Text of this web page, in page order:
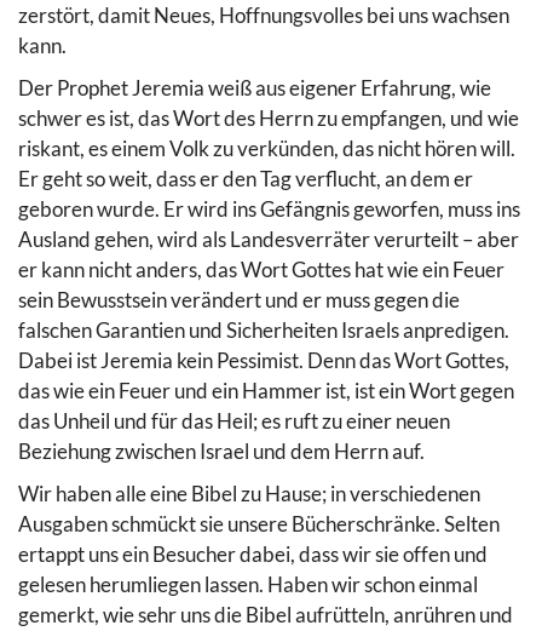
zerstört, damit Neues, Hoffnungsvolles bei uns wachsen
kann.
Der Prophet Jeremia weiß aus eigener Erfahrung, wie
schwer es ist, das Wort des Herrn zu empfangen, und wie
riskant, es einem Volk zu verkünden, das nicht hören will.
Er geht so weit, dass er den Tag verflucht, an dem er
geboren wurde. Er wird ins Gefängnis geworfen, muss ins
Ausland gehen, wird als Landesverräter verurteilt – aber
er kann nicht anders, das Wort Gottes hat wie ein Feuer
sein Bewusstsein verändert und er muss gegen die
falschen Garantien und Sicherheiten Israels anpredigen.
Dabei ist Jeremia kein Pessimist. Denn das Wort Gottes,
das wie ein Feuer und ein Hammer ist, ist ein Wort gegen
das Unheil und für das Heil; es ruft zu einer neuen
Beziehung zwischen Israel und dem Herrn auf.
Wir haben alle eine Bibel zu Hause; in verschiedenen
Ausgaben schmückt sie unsere Bücherschränke. Selten
ertappt uns ein Besucher dabei, dass wir sie offen und
gelesen herumliegen lassen. Haben wir schon einmal
gemerkt, wie sehr uns die Bibel aufrütteln, anrühren und